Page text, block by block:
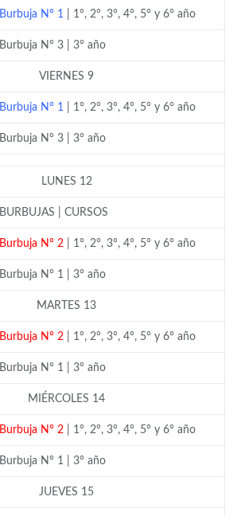
Burbuja N° 1| 1°, 2°, 3°, 4°, 5° y 6° año
Burbuja N° 3 | 3° año
VIERNES 9
Burbuja N° 1| 1°, 2°, 3°, 4°, 5° y 6° año
Burbuja N° 3 | 3° año
LUNES 12
BURBUJAS | CURSOS
Burbuja N° 2| 1°, 2°, 3°, 4°, 5° y 6° año
Burbuja N° 1 | 3° año
MARTES 13
Burbuja N° 2| 1°, 2°, 3°, 4°, 5° y 6° año
Burbuja N° 1 | 3° año
MIÉRCOLES 14
Burbuja N° 2| 1°, 2°, 3°, 4°, 5° y 6° año
Burbuja N° 1 | 3° año
JUEVES 15